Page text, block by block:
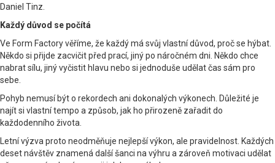
Daniel Tinz.
Každý důvod se počítá
Ve Form Factory věříme, že každý má svůj vlastní důvod, proč se hýbat.
Někdo si přijde zacvičit před prací, jiný po náročném dni. Někdo chce
nabrat sílu, jiný vyčistit hlavu nebo si jednoduše udělat čas sám pro
sebe.
Pohyb nemusí být o rekordech ani dokonalých výkonech. Důležité je
najít si vlastní tempo a způsob, jak ho přirozeně zařadit do
každodenního života.
Letní výzva proto neodměňuje nejlepší výkon, ale pravidelnost. Každých
deset návštěv znamená další šanci na výhru a zároveň motivaci udělat